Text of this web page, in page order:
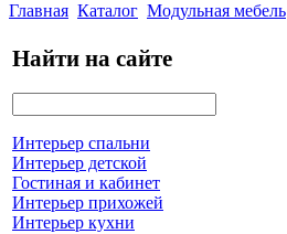
Главная Каталог Модульная мебель
Найти на сайте
Интерьер спальни
Интерьер детской
Гостиная и кабинет
Интерьер прихожей
Интерьер кухни